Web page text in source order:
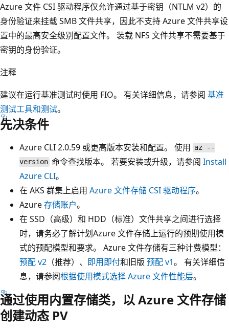
Azure 文件 CSI 驱动程序仅允许通过基于密钥（NTLM v2）的
身份验证来挂载 SMB 文件共享，因此不支持 Azure 文件共享设
置中的最高安全级别配置文件。 装载 NFS 文件共享不需要基于
密钥的身份验证。
注释
建议在运行基准测试时使用 FIO。 有关详细信息，请参阅 基准
测试工具和测试。
先决条件
Azure CLI 2.0.59 或更高版本安装和配置。 使用 az --
version 命令查找版本。 若要安装或升级，请参阅 Install
Azure CLI。
在 AKS 群集上启用 Azure 文件存储 CSI 驱动程序。
Azure存储账户。
在 SSD（高级）和 HDD（标准）文件共享之间进行选择
时，请务必了解计划Azure 文件存储上运行的预期使用模
式的预配模型和要求。 Azure 文件存储有三种计费模型：
预配 v2 （推荐）、 即用即付和旧版 预配 v1。 有关详细信
息，请参阅根据使用模式选择 Azure 文件性能层。
通过使用内置存储类，以 Azure 文件存储
创建动态 PV